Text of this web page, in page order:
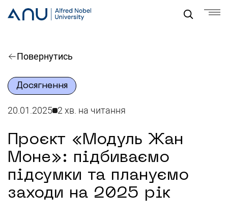
Повернутись
Досягнення
20.01.2025 2 хв. на читання
Проєкт «Модуль Жан
Моне»: підбиваємо
підсумки та плануємо
заходи на 2025 рік